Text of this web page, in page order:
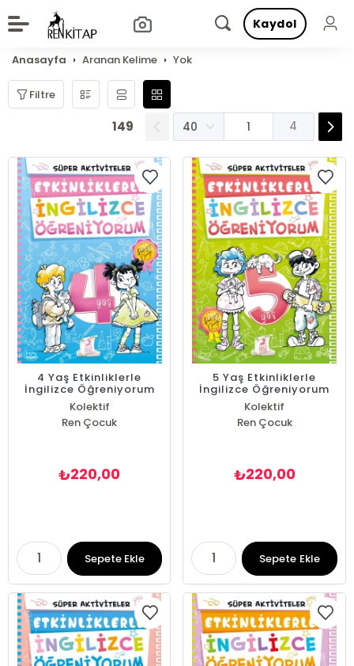
Kaydol
Anasayfa Aranan Kelime Yok
Filtre
149 4
4 Yaş Etkinliklerle
İngilizce Öğreniyorum
Kolektif
Ren Çocuk
₺220,00
Sepete Ekle
5 Yaş Etkinliklerle
İngilizce Öğreniyorum
Kolektif
Ren Çocuk
₺220,00
Sepete Ekle